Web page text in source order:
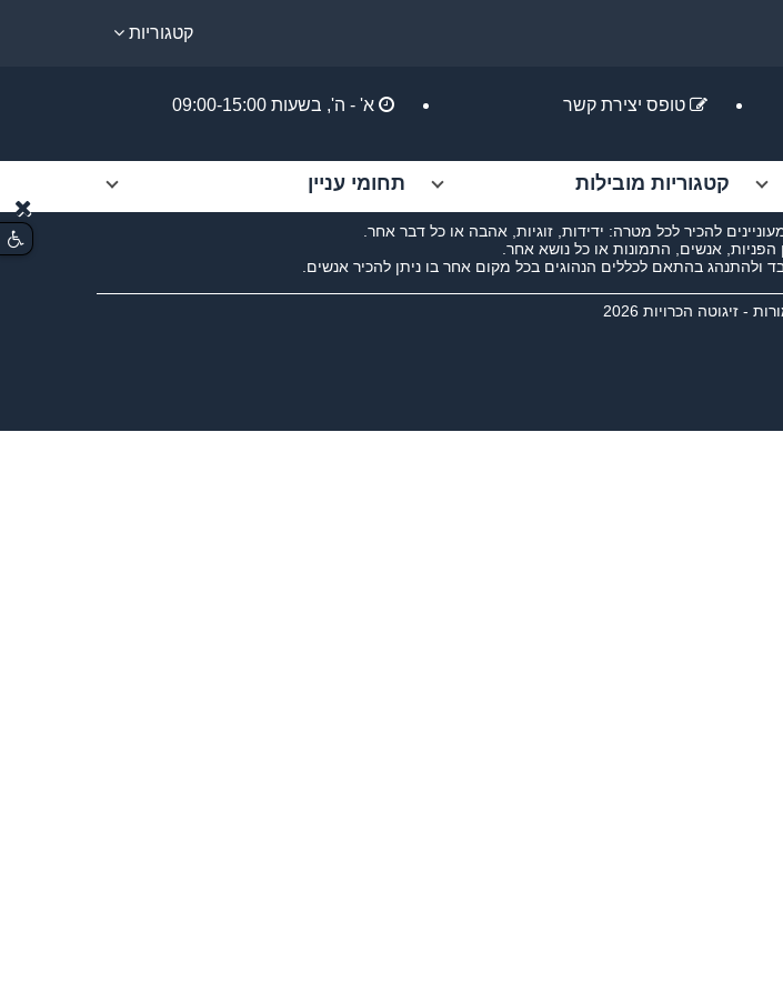
קטגוריות
טופס יצירת קשר א' - ה', בשעות 09:00-15:00
קטגוריות מובילות תחומי עניין
להכיר לכל מטרה: ידידות, זוגיות, אהבה או כל דבר אחר.
הפניות, אנשים, התמונות או כל נושא אחר.
בהתאם לכללים הנהוגים בכל מקום אחר בו ניתן להכיר אנשים.
- זיגוטה הכרויות 2026